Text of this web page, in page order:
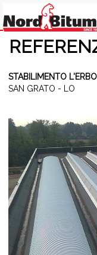
STABILIMENTO
SAN GRATO - LO